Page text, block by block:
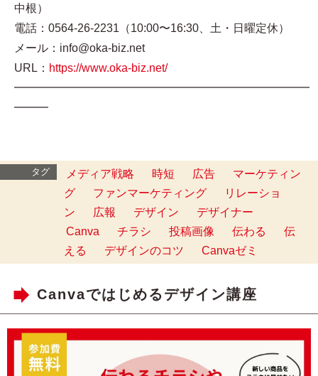
中根）
電話：0564-26-2231（10:00〜16:30、土・日曜定休）
メール：info@oka-biz.net
URL： https://www.oka-biz.net/
━━━━━━━━━━━━━━━━━━━━━━━━━━
━━━
タグ メディア戦略 時短 広告
マーケティン
グ
ファンマーケティング
リレーショ
ン
広報 デザイン
デザイナー
Canva
チラシ 投稿画像 伝わる
伝
える
デザインのコツ Canvaゼミ
Canvaではじめるデザイン講座